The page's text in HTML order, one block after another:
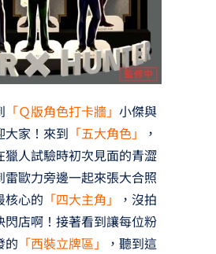
「Ｑ版角色打卡牆」 小傑與
大家！來到 「五大角色」
，
獵人試驗時初次見面的青澀
雷歐力旁邊一起來張大合照
核心的 「四大主角」
，沒拍
閃店啊！接著看到讓每位粉
的 「西裝立牌區」
，聽到這